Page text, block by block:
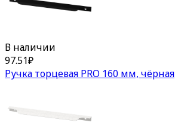
В наличии
97.51₽
Ручка торцевая PRO 160 мм, чёрная